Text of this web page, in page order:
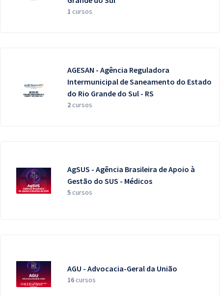
1 cursos
AGESAN - Agência Reguladora
Intermunicipal de Saneamento do Estado
do Rio Grande do Sul - RS
2cursos
AgSUS - Agência Brasileira de Apoio à
Gestão do SUS - Médicos
5cursos
AGU - Advocacia-Geral da União
16cursos